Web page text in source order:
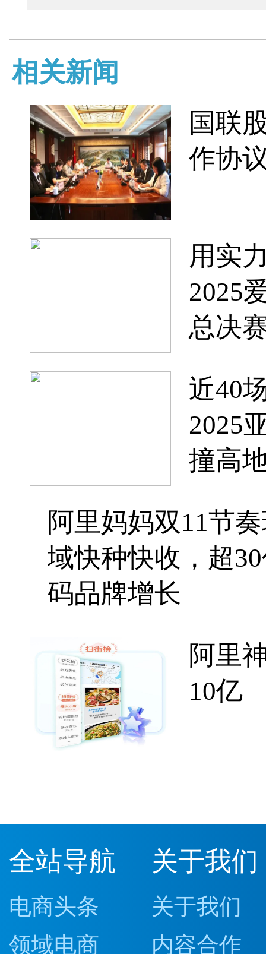
相关新闻
国联
作协
用实
2025
总决
近40
2025
撞高
阿里妈妈双11节
域快种快收，超
码品牌增长
阿里
10亿
全站导航
电商头条
领域电商
关于我们
关于我们
内容合作